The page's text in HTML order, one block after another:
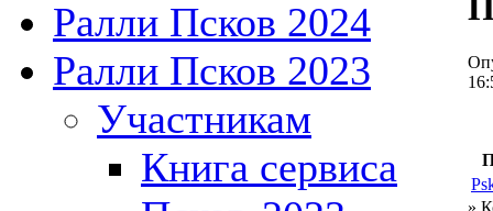
Ралли Псков 2024
Ралли Псков 2023
Участникам
Книга сервиса
»